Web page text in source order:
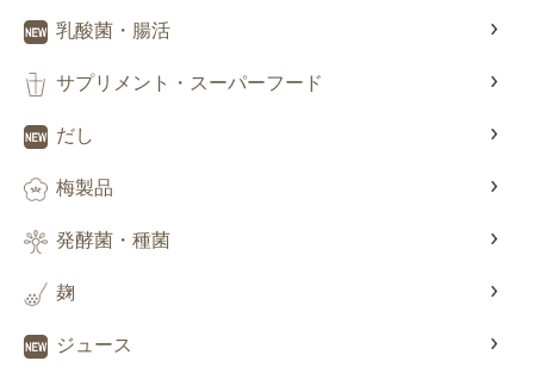
乳酸菌・腸活
サプリメント・スーパーフード
だし
梅製品
発酵菌・種菌
麹
ジュース